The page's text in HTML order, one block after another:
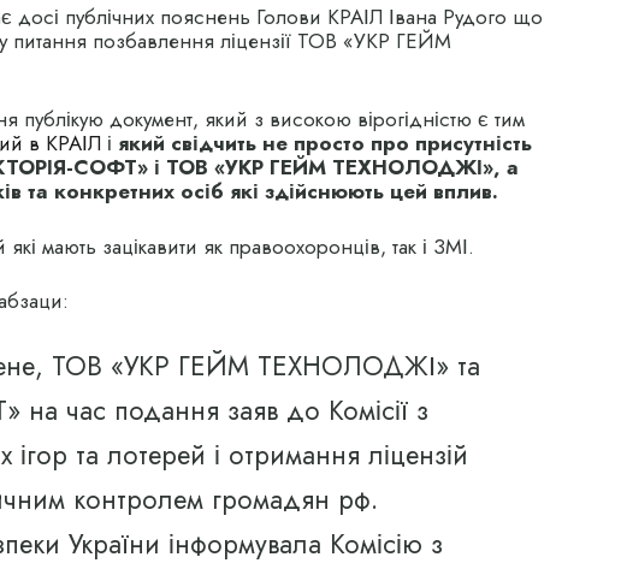
досі публічних пояснень Голови КРАІЛ Івана Рудого що
питання позбавлення ліцензії ТОВ «УКР ГЕЙМ
публікую документ, який з високою вірогідністю є тим
в КРАІЛ і який свідчить не просто про присутність
СОФТ» і ТОВ «УКР ГЕЙМ ТЕХНОЛОДЖІ», а
та конкретних осіб які здійснюють цей вплив.
мають зацікавити як правоохоронців, так і ЗМІ.
ТОВ «УКР ГЕЙМ ТЕХНОЛОДЖІ» та
час подання заяв до Комісії з
та лотерей і отримання ліцензій
контролем громадян рф.
України інформувала Комісію з